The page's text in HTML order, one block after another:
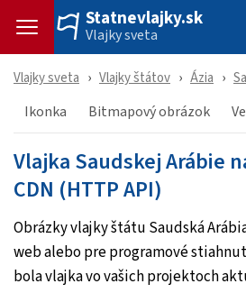
Statnevlajky.sk
Vlajky sveta
Vlajky sveta Vlajky štátov Ázia
Ikonka Bitmapový obrázok
Vlajka Saudskej Arábie
CDN (HTTP API)
Obrázky vlajky štátu Saudská
web alebo pre programové
bola vlajka vo vašich projektoch